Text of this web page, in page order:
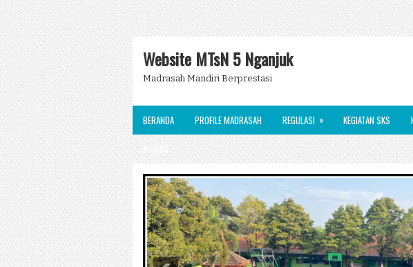
Website MTsN 5 Nganjuk
Madrasah Mandiri Berprestasi
BERANDA PROFILE MADRASAH REGULASI » KEGIATAN SKS
ALUMNI